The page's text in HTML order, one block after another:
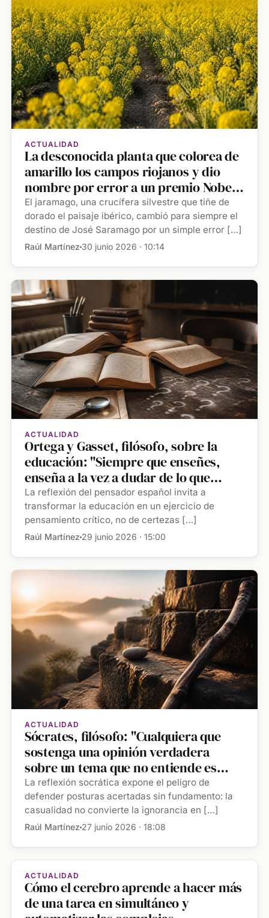
ACTUALIDAD
La desconocida planta que colorea de
amarillo los campos riojanos y dio
nombre por error a un premio Nobel
de Literatura
El jaramago, una crucífera silvestre que tiñe de
dorado el paisaje ibérico, cambió para siempre el
destino de José Saramago por un simple error […]
Raúl Martínez 30 junio 2026 · 10:14
ACTUALIDAD
Ortega y Gasset, filósofo, sobre la
educación: "Siempre que enseñes,
enseña a la vez a dudar de lo que
enseñas"
La reflexión del pensador español invita a
transformar la educación en un ejercicio de
pensamiento crítico, no de certezas […]
Raúl Martínez 29 junio 2026 · 15:00
ACTUALIDAD
Sócrates, filósofo: "Cualquiera que
sostenga una opinión verdadera
sobre un tema que no entiende es
como un hombre ciego en el camino
correcto"
La reflexión socrática expone el peligro de
defender posturas acertadas sin fundamento: la
casualidad no convierte la ignorancia en […]
Raúl Martínez 27 junio 2026 · 18:08
ACTUALIDAD
Cómo el cerebro aprende a hacer más
de una tarea en simultáneo y